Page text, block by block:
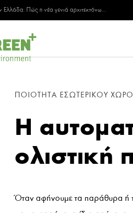
Ελλάδα: Πώς η νέα γενιά αρχιτεκτόνω...
ΠΟΙΌΤΗΤΑ ΕΣΩΤΕΡΙΚΟΎ
Η
ολιστική
Όταν αφήνουμε τα παράθυρα ή